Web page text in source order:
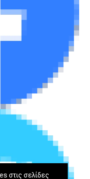
στις σελίδες